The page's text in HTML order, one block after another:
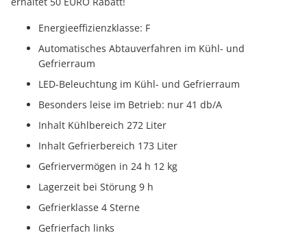
Energieeffizienzklasse: F
Automatisches Abtauverfahren im Kühl- und
Gefrierraum
LED-Beleuchtung im Kühl- und Gefrierraum
Besonders leise im Betrieb: nur 41 db/A
Inhalt Kühlbereich 272 Liter
Inhalt Gefrierbereich 173 Liter
Gefriervermögen in 24 h 12 kg
Lagerzeit bei Störung 9 h
Gefrierklasse 4 Sterne
Gefrierfach links